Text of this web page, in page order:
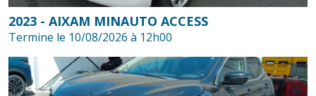
2023 - AIXAM MINAUTO ACCESS
Termine le 10/08/2026 à 12h00